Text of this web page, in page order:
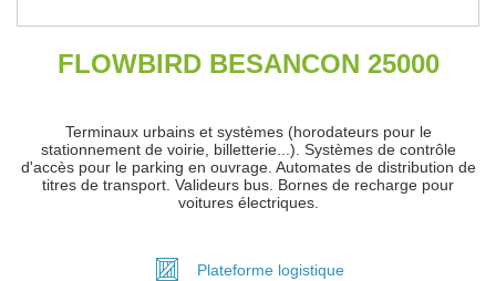
FLOWBIRD BESANCON 25000
Terminaux urbains et systèmes (horodateurs pour le
stationnement de voirie, billetterie...). Systèmes de contrôle
d'accès pour le parking en ouvrage. Automates de distribution de
titres de transport. Valideurs bus. Bornes de recharge pour
voitures électriques.
Plateforme logistique